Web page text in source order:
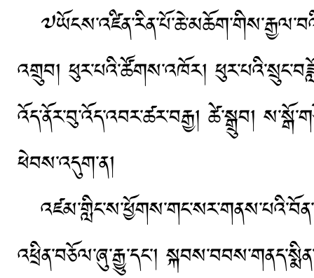
འགྲུབ། ཕུར་པའི་ཚོགས་འཁོར།
འོད་ནོར་བུ་འོད་འབར་ཚར་བརྒྱ། ཚེ་སྒྲུབ།
ཕེབས་འདུག་ན།
འཕྲིན་བཅོལ་ཞུ་རྒྱུ་དང་།